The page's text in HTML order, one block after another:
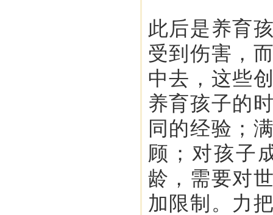
此后是养育
受到伤害，
中去，这些
养育孩子的
同的经验；
顾；对孩子
龄，需要对
加限制。力